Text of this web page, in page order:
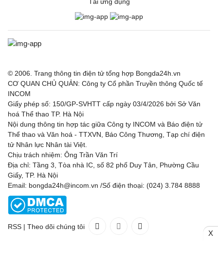
© 2006. Trang thông tin điện tử tổng hợp Bongda24h.vn
CƠ QUAN CHỦ QUẢN: Công ty Cổ phần Truyền thông Quốc tế
INCOM
Giấy phép số: 150/GP-SVHTT cấp ngày 03/4/2026 bởi Sở Văn
hoá Thể thao TP. Hà Nội
Nội dung thông tin hợp tác giữa Công ty INCOM và Báo điện tử
Thể thao và Văn hoá - TTXVN, Báo Công Thương, Tạp chí điện
tử Nhân lực Nhân tài Việt.
Chịu trách nhiệm: Ông Trần Văn Trí
Địa chỉ: Tầng 3, Tòa nhà IC, số 82 phố Duy Tân, Phường Cầu
Giấy, TP. Hà Nội
Email: bongda24h@incom.vn /Số điện thoại: (024) 3.784 8888
RSS | Theo dõi chúng tôi
X